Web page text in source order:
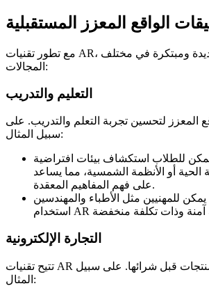
الواقع المعزز المستقبلية
مع تطور تقنيات AR، تظهر فرص جديدة ومبتكرة في مختلف
المجالات:
التعليم والتدريب
المعزز لتحسين تجربة التعلم والتدريب. على
سبيل المثال:
للطلاب استكشاف بيئات افتراضية
الحية أو الأنظمة الشمسية، مما يساعد
على فهم المفاهيم المعقدة.
يمكن للمهنيين مثل الأطباء والمهندسين
التجارة الإلكترونية
تتيح تقنيات AR للعملاء تجربة المنتجات قبل شرائها. على سبيل
المثال: